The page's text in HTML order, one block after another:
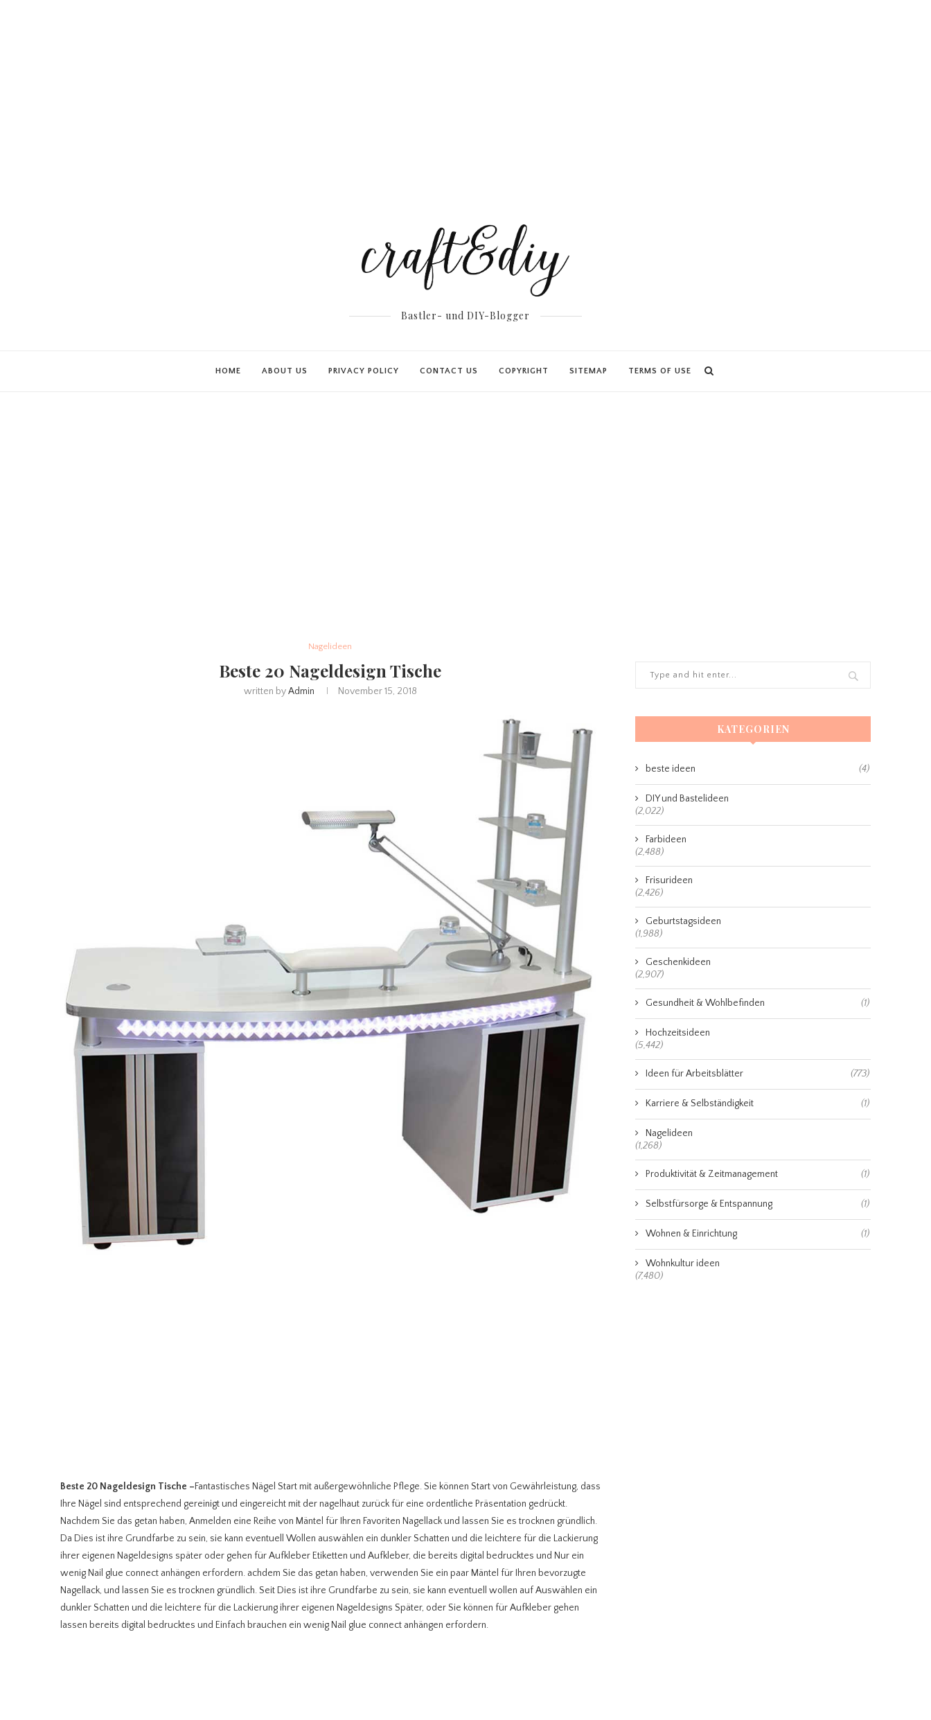
Bastler- und DIY-Blogger
HOME ABOUT US PRIVACY POLICY CONTACT US COPYRIGHT SITEMAP TERMS OF USE
Nagelideen
Beste 20 Nageldesign Tische
written byAdmin November 15, 2018
Beste 20 Nageldesign Tische –Fantastisches Nägel Start mit außergewöhnliche Pflege. Sie können Start von Gewährleistung, dass
Ihre Nägel sind entsprechend gereinigt und eingereicht mit der nagelhaut zurück für eine ordentliche Präsentation gedrückt.
Nachdem Sie das getan haben, Anmelden eine Reihe von Mäntel für Ihren Favoriten Nagellack und lassen Sie es trocknen gründlich.
Da Dies ist ihre Grundfarbe zu sein, sie kann eventuell Wollen auswählen ein dunkler Schatten und die leichtere für die Lackierung
ihrer eigenen Nageldesigns später oder gehen für Aufkleber Etiketten und Aufkleber, die bereits digital bedrucktes und Nur ein
wenig Nail glue connect anhängen erfordern. achdem Sie das getan haben, verwenden Sie ein paar Mäntel für Ihren bevorzugte
Nagellack, und lassen Sie es trocknen gründlich. Seit Dies ist ihre Grundfarbe zu sein, sie kann eventuell wollen auf Auswählen ein
dunkler Schatten und die leichtere für die Lackierung ihrer eigenen Nageldesigns Später, oder Sie können für Aufkleber gehen
lassen bereits digital bedrucktes und Einfach brauchen ein wenig Nail glue connect anhängen erfordern.
KATEGORIEN
beste ideen (4)
DIY und Bastelideen
(2,022)
Farbideen
(2,488)
Frisurideen
(2,426)
Geburtstagsideen
(1,988)
Geschenkideen
(2,907)
Gesundheit & Wohlbefinden (1)
Hochzeitsideen
(5,442)
Ideen für Arbeitsblätter (773)
Karriere & Selbständigkeit (1)
Nagelideen
(1,268)
Produktivität & Zeitmanagement (1)
Selbstfürsorge & Entspannung (1)
Wohnen & Einrichtung (1)
Wohnkultur ideen
(7,480)